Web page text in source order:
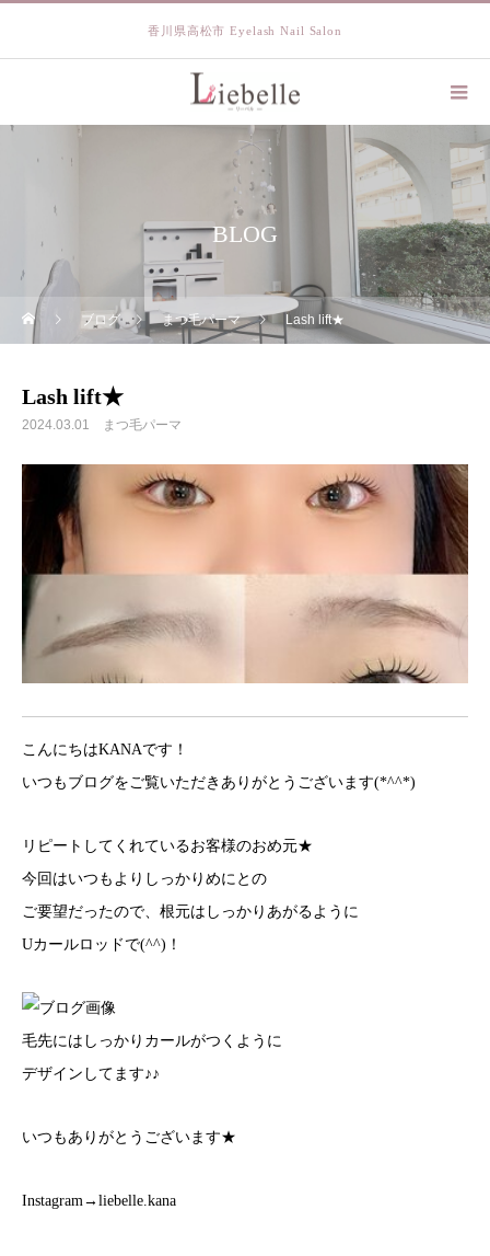
香川県高松市 Eyelash Nail Salon
BLOG
ブログ まつ毛パーマ Lash lift★
Lash lift★
2024.03.01 まつ毛パーマ
こんにちはKANAです！
いつもブログをご覧いただきありがとうございます(*^^*)
リピートしてくれているお客様のおめ元★
今回はいつもよりしっかりめにとの
ご要望だったので、根元はしっかりあがるように
Uカールロッドで(^^)！
毛先にはしっかりカールがつくように
デザインしてます♪♪
いつもありがとうございます★
Instagram→liebelle.kana